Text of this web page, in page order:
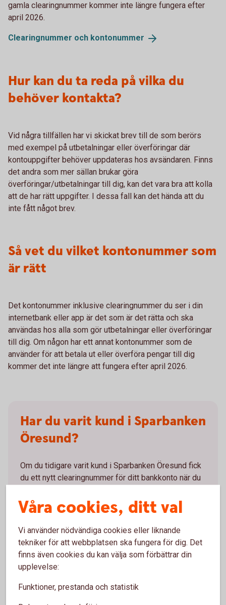
gamla clearingnummer kommer inte längre fungera efter
april 2026.
Clearingnummer och kontonummer
Hur kan du ta reda på vilka du
behöver kontakta?
Vid några tillfällen har vi skickat brev till de som berörs
med exempel på utbetalningar eller överföringar där
kontouppgifter behöver uppdateras hos avsändaren. Finns
det andra som mer sällan brukar göra
överföringar/utbetalningar till dig, kan det vara bra att kolla
att de har rätt uppgifter. I dessa fall kan det hända att du
inte fått något brev.
Så vet du vilket kontonummer som
är rätt
Det kontonummer inklusive clearingnummer du ser i din
internetbank eller app är det som är det rätta och ska
användas hos alla som gör utbetalningar eller överföringar
till dig. Om någon har ett annat kontonummer som de
använder för att betala ut eller överföra pengar till dig
kommer det inte längre att fungera efter april 2026.
Har du varit kund i Sparbanken
Öresund?
Om du tidigare varit kund i Sparbanken Öresund fick
du ett nytt clearingnummer för ditt bankkonto när du
Sparbanken Öresund slutade att fungera den
9 mars
2026så kontrollera gärna att de som överför eller
betalar ut pengar till dig har rätt kontouppgifter.
Så uppdaterar du kontonumret
Våra cookies, ditt val
Vi använder nödvändiga cookies eller liknande
tekniker för att webbplatsen ska fungera för dig. Det
finns även cookies du kan välja som förbättrar din
upplevelse:
Funktioner, prestanda och statistik